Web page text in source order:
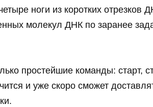
ноги из коротких отрезков
молекул ДНК по заранее
простейшие команды: старт,
и уже скоро сможет